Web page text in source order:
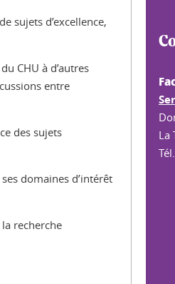
sujets d’excellence,
CHU à d’autres
entre
des sujets
domaines d’intérêt
recherche
La